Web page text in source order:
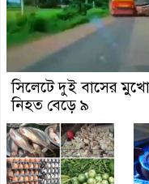
সিলেটে দুই বাসের
নিহত বেড়ে ৯